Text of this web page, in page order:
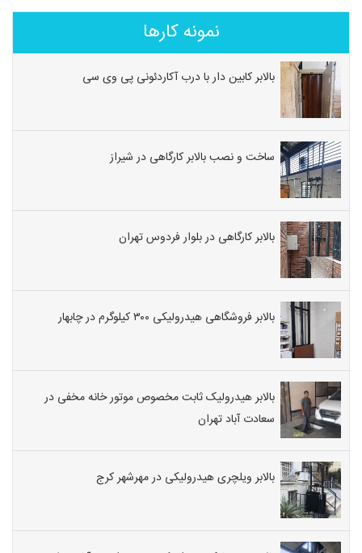
نمونه کارها
بالابر کابین دار با درب آکاردئونی پی وی سی
ساخت و نصب بالابر کارگاهی در شیراز
بالابر کارگاهی در بلوار فردوس تهران
بالابر فروشگاهی هیدرولیکی ۳۰۰ کیلوگرم در چابهار
بالابر هیدرولیک ثابت مخصوص موتور خانه مخفی در
سعادت آباد تهران
بالابر ویلچری هیدرولیکی در مهرشهر کرج